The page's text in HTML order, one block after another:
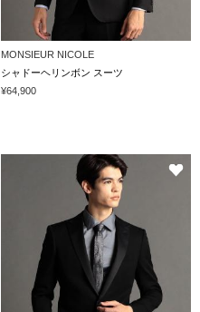
MONSIEUR NICOLE
シャドーヘリンボン スーツ
¥64,900